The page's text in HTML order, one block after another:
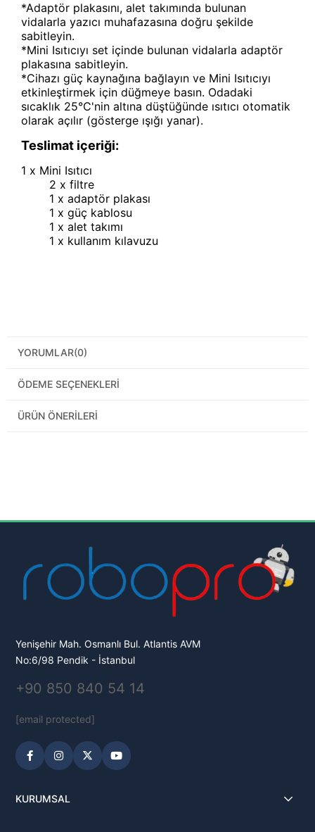
*Adaptör plakasını, alet takımında bulunan
vidalarla yazıcı muhafazasına doğru şekilde
sabitleyin.
*Mini Isıtıcıyı set içinde bulunan vidalarla adaptör
plakasına sabitleyin.
*Cihazı güç kaynağına bağlayın ve Mini Isıtıcıyı
etkinleştirmek için düğmeye basın. Odadaki
sıcaklık 25°C'nin altına düştüğünde ısıtıcı otomatik
olarak açılır (gösterge ışığı yanar).
Teslimat içeriği:
1 x Mini Isıtıcı
2 x filtre
1 x adaptör plakası
1 x güç kablosu
1 x alet takımı
1 x kullanım kılavuzu
YORUMLAR(0)
ÖDEME SEÇENEKLERI
ÜRÜN ÖNERILERI
Yenişehir Mah. Osmanlı Bul. Atlantis AVM
No:6/98 Pendik - İstanbul
+90 850 840 54 14
[email protected]
KURUMSAL